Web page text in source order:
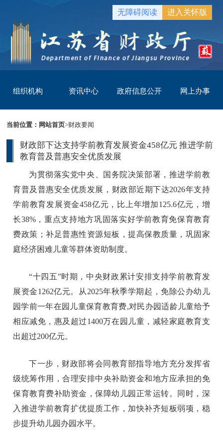
无障碍阅读 进入关怀版
组织机构 资讯中心 政府信息公开 网上办事
当前位置： 网站首页>财政要闻
财政部下达支持学前教育发展资金458亿元 推进学前
教育普及普惠安全优质发展
为贯彻落实党中央、国务院决策部署，推进学前教
育普及普惠安全优质发展，财政部近期下达2026年支持
学前教育发展资金458亿元，比上年增加125.6亿元，增
长38%，重点支持地方巩固落实好学前教育免保育教育
费政策；补足普惠性资源短板，提高保教质量，巩固家
庭经济困难儿童等群体资助制度。
“十四五”时期，中央财政累计安排支持学前教育发
展资金1262亿元。从2025年秋季学期起，免除公办幼儿
园学前一年在园儿童保育教育费,对民办园适龄儿童给予
相应减免，惠及超过1400万在园儿童，减轻家庭教育支
出超过200亿元。
下一步，财政部将会同教育部指导地方充分发挥省
级统筹作用，合理安排中央补助资金和地方应承担的免
保育教育费补助资金，保障幼儿园正常运转。同时，深
入推进学前教育扩优提质工作，加快补齐短板弱项，稳
步提升幼儿园办园水平。